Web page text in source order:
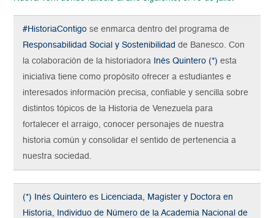
#HistoriaContigose enmarca dentro del programa de
Responsabilidad Social y Sostenibilidad de Banesco. Con
la colaboración de la historiadora
Inés Quintero (*) esta
iniciativa tiene como propósito ofrecer a estudiantes e
interesados información precisa, confiable y sencilla sobre
distintos tópicos de la Historia de Venezuela para
fortalecer el arraigo, conocer personajes de nuestra
historia común y consolidar el sentido de pertenencia a
nuestra sociedad.
(*) Inés Quintero es Licenciada, Magister y Doctora en
Historia, Individuo de Número de la Academia Nacional de